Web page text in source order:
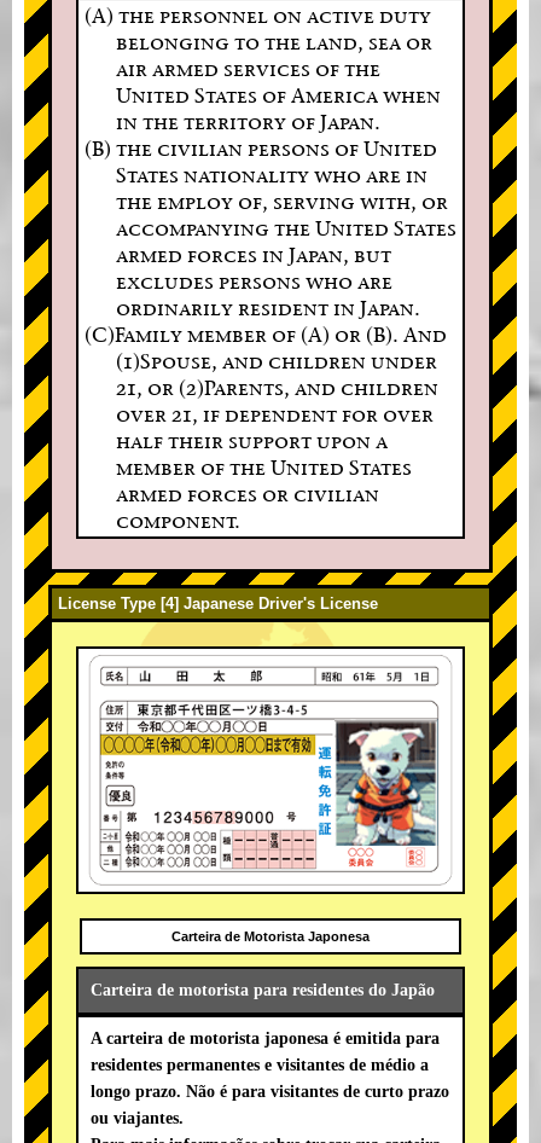
(A) the personnel on active duty
belonging to the land, sea or
air armed services of the
United States of America when
in the territory of Japan.
(B) the civilian persons of United
States nationality who are in
the employ of, serving with, or
accompanying the United States
armed forces in Japan, but
excludes persons who are
ordinarily resident in Japan.
(C)Family member of (A) or (B). And
(1)Spouse, and children under
21, or (2)Parents, and children
over 21, if dependent for over
half their support upon a
member of the United States
armed forces or civilian
component.
License Type [4] Japanese Driver's License
Carteira de Motorista Japonesa
Carteira de motorista para residentes do Japão
A carteira de motorista japonesa é emitida para
residentes permanentes e visitantes de médio a
longo prazo. Não é para visitantes de curto prazo
ou viajantes.